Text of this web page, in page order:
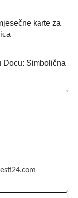
karte za
Docu: Simbolična